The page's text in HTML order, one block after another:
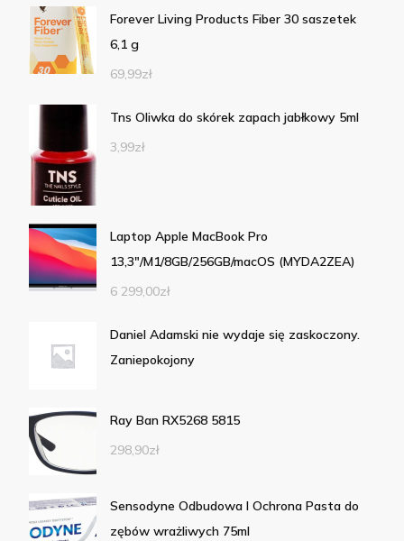
Forever Living Products Fiber 30 saszetek
6,1 g
69,99zł
Tns Oliwka do skórek zapach jabłkowy 5ml
3,99zł
Laptop Apple MacBook Pro
13,3"/M1/8GB/256GB/macOS (MYDA2ZEA)
6 299,00zł
Daniel Adamski nie wydaje się zaskoczony.
Zaniepokojony
Ray Ban RX5268 5815
298,90zł
Sensodyne Odbudowa I Ochrona Pasta do
zębów wrażliwych 75ml